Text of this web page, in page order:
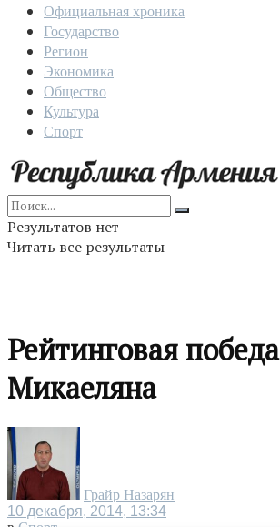
Официальная хроника
Государство
Регион
Экономика
Общество
Культура
Спорт
Результатов нет
Читать все результаты
Рейтинговая победа
Микаеляна
Грайр Назарян
10 декабря, 2014, 13:34